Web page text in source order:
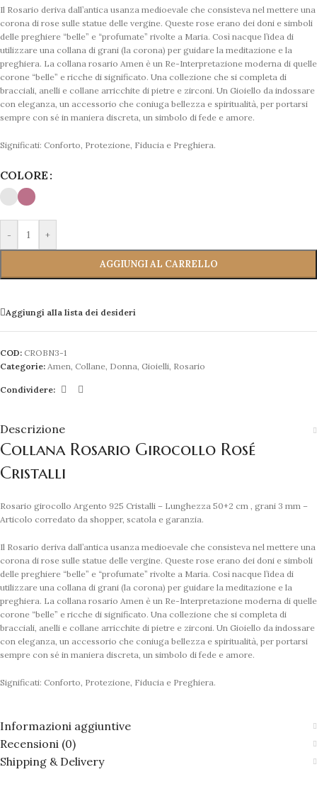
Il Rosario deriva dall’antica usanza medioevale che consisteva nel mettere una
corona di rose sulle statue delle vergine. Queste rose erano dei doni e simboli
delle preghiere “belle” e “profumate” rivolte a Maria. Così nacque l’idea di
utilizzare una collana di grani (la corona) per guidare la meditazione e la
preghiera. La collana rosario Amen è un Re-Interpretazione moderna di quelle
corone “belle” e ricche di significato. Una collezione che si completa di
bracciali, anelli e collane arricchite di pietre e zirconi. Un Gioiello da indossare
con eleganza, un accessorio che coniuga bellezza e spiritualità, per portarsi
sempre con sé in maniera discreta, un simbolo di fede e amore.
Significati: Conforto, Protezione, Fiducia e Preghiera.
COLORE
- +
AGGIUNGI AL CARRELLO
Aggiungi alla lista dei desideri
COD: CROBN3-1
Categorie: Amen, Collane, Donna, Gioielli, Rosario
Condividere:
Descrizione
Collana Rosario Girocollo Rosé
Cristalli
Rosario girocollo Argento 925 Cristalli – Lunghezza 50+2 cm , grani 3 mm –
Articolo corredato da shopper, scatola e garanzia.
Il Rosario deriva dall’antica usanza medioevale che consisteva nel mettere una
corona di rose sulle statue delle vergine. Queste rose erano dei doni e simboli
delle preghiere “belle” e “profumate” rivolte a Maria. Così nacque l’idea di
utilizzare una collana di grani (la corona) per guidare la meditazione e la
preghiera. La collana rosario Amen è un Re-Interpretazione moderna di quelle
corone “belle” e ricche di significato. Una collezione che si completa di
bracciali, anelli e collane arricchite di pietre e zirconi. Un Gioiello da indossare
con eleganza, un accessorio che coniuga bellezza e spiritualità, per portarsi
sempre con sé in maniera discreta, un simbolo di fede e amore.
Significati: Conforto, Protezione, Fiducia e Preghiera.
Informazioni aggiuntive
Recensioni (0)
Shipping & Delivery